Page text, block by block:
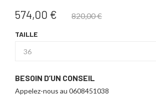
574,00 € 820,00 €
TAILLE
BESOIN D’UN CONSEIL
Appelez-nous au 0608451038